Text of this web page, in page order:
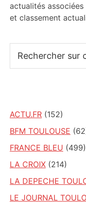
actualités
et classement
sur
ACTU.FR (152)
BFM TOULOUSE
FRANCE BLEU (499)
LA CROIX (214)
LA DEPECHE
LE JOURNAL